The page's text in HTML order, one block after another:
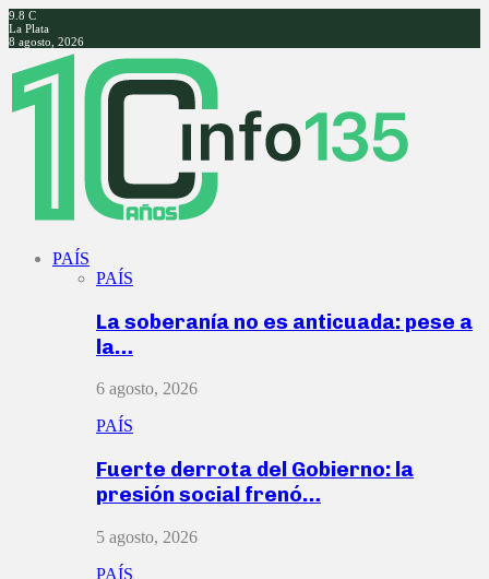
9.8 C
La Plata
8 agosto, 2026
Facebook
Twitter
Instagram
Youtube
PAÍS
PAÍS
La soberanía no es anticuada: pese a
la…
6 agosto, 2026
PAÍS
Fuerte derrota del Gobierno: la
presión social frenó…
5 agosto, 2026
PAÍS